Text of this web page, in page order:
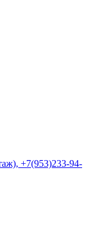
+7(953)233-94-